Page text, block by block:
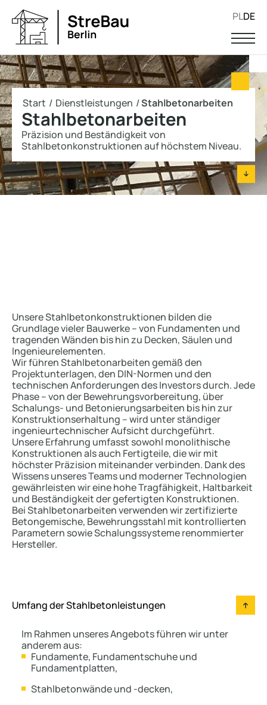
PLDE
Start / Dienstleistungen /Stahlbetonarbeiten
Stahlbetonarbeiten
Präzision und Beständigkeit von
Stahlbetonkonstruktionen auf höchstem Niveau.
Unsere Stahlbetonkonstruktionen bilden die
Grundlage vieler Bauwerke – von Fundamenten und
tragenden Wänden bis hin zu Decken, Säulen und
Ingenieurelementen.
Wir führen Stahlbetonarbeiten gemäß den
Projektunterlagen, den DIN-Normen und den
technischen Anforderungen des Investors durch. Jede
Phase – von der Bewehrungsvorbereitung, über
Schalungs- und Betonierungsarbeiten bis hin zur
Konstruktionserhaltung – wird unter ständiger
ingenieurtechnischer Aufsicht durchgeführt.
Unsere Erfahrung umfasst sowohl monolithische
Konstruktionen als auch Fertigteile, die wir mit
höchster Präzision miteinander verbinden. Dank des
Wissens unseres Teams und moderner Technologien
gewährleisten wir eine hohe Tragfähigkeit, Haltbarkeit
und Beständigkeit der gefertigten Konstruktionen.
Bei Stahlbetonarbeiten verwenden wir zertifizierte
Betongemische, Bewehrungsstahl mit kontrollierten
Parametern sowie Schalungssysteme renommierter
Hersteller.
Umfang der Stahlbetonleistungen
Im Rahmen unseres Angebots führen wir unter
anderem aus:
Fundamente, Fundamentschuhe und
Fundamentplatten,
Stahlbetonwände und -decken,